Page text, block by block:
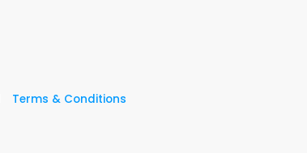
Terms & Conditions